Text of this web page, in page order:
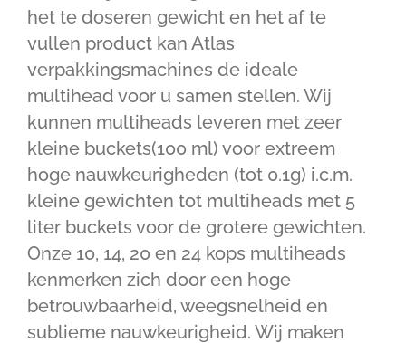
het te doseren gewicht en het af te
vullen product kan Atlas
verpakkingsmachines de ideale
multihead voor u samen stellen. Wij
kunnen multiheads leveren met zeer
kleine buckets(100 ml) voor extreem
hoge nauwkeurigheden (tot 0.1g) i.c.m.
kleine gewichten tot multiheads met 5
liter buckets voor de grotere gewichten.
Onze 10, 14, 20 en 24 kops multiheads
kenmerken zich door een hoge
betrouwbaarheid, weegsnelheid en
sublieme nauwkeurigheid. Wij maken